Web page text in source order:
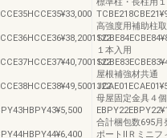
高強度用補助柱
１本入用
屋根補強材共通
母屋固定金具４
合計梱包数695月
ポートⅡＲミニフ